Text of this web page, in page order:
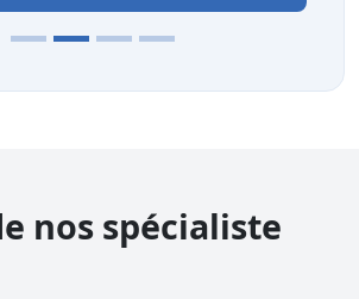
nos spécialiste